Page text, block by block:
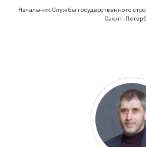
Начальник Службы государственного
Сакнт-